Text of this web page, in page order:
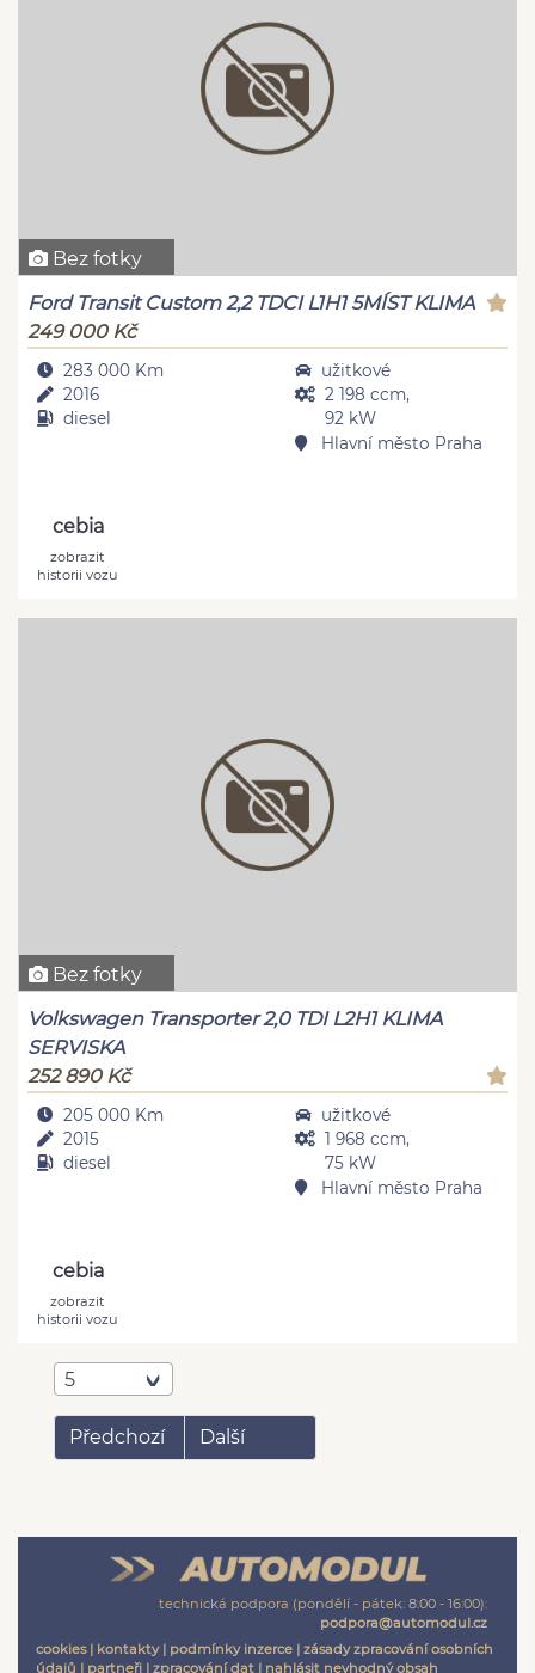
Bez fotky
Ford Transit Custom 2,2 TDCI L1H1 5MÍST KLIMA
249 000 Kč
283 000 Km
2016
diesel
užitkové
2 198 ccm,
92 kW
Hlavní město Praha
cebia
zobrazit
historii vozu
Bez fotky
Volkswagen Transporter 2,0 TDI L2H1 KLIMA
SERVISKA
252 890 Kč
205 000 Km
2015
diesel
užitkové
1 968 ccm,
75 kW
Hlavní město Praha
cebia
zobrazit
historii vozu
5
Předchozí Další
technická podpora (pondělí - pátek: 8:00 - 16:00):
podpora@automodul.cz
cookies| kontakty| podmínky inzerce | zásady zpracování osobních
údajů | partneři | zpracování dat | nahlásit nevhodný obsah